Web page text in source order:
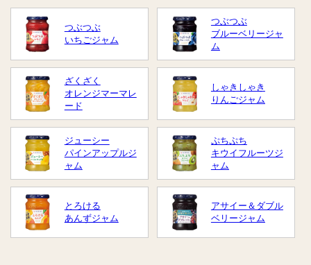
つぶつぶ
いちごジャム
つぶつぶ
ブルーベリージャ
ム
ざくざく
オレンジマーマレ
ード
しゃきしゃき
りんごジャム
ジューシー
パインアップルジ
ャム
ぷちぷち
キウイフルーツジ
ャム
とろける
あんずジャム
アサイー＆ダブル
ベリージャム